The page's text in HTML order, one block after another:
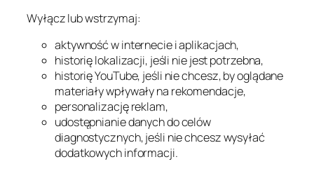
Wyłącz lub wstrzymaj:
aktywność w internecie i aplikacjach,
historię lokalizacji, jeśli nie jest potrzebna,
historię YouTube, jeśli nie chcesz, by oglądane
materiały wpływały na rekomendacje,
personalizację reklam,
udostępnianie danych do celów
diagnostycznych, jeśli nie chcesz wysyłać
dodatkowych informacji.